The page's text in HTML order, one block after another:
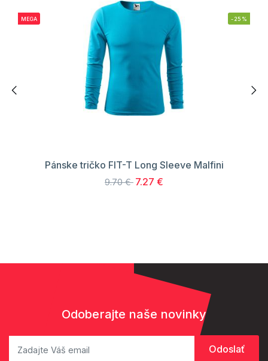
MEGA -25%
Pánske tričko FIT-T Long Sleeve Malfini
9.70 € 7.27 €
Odoberajte naše novinky